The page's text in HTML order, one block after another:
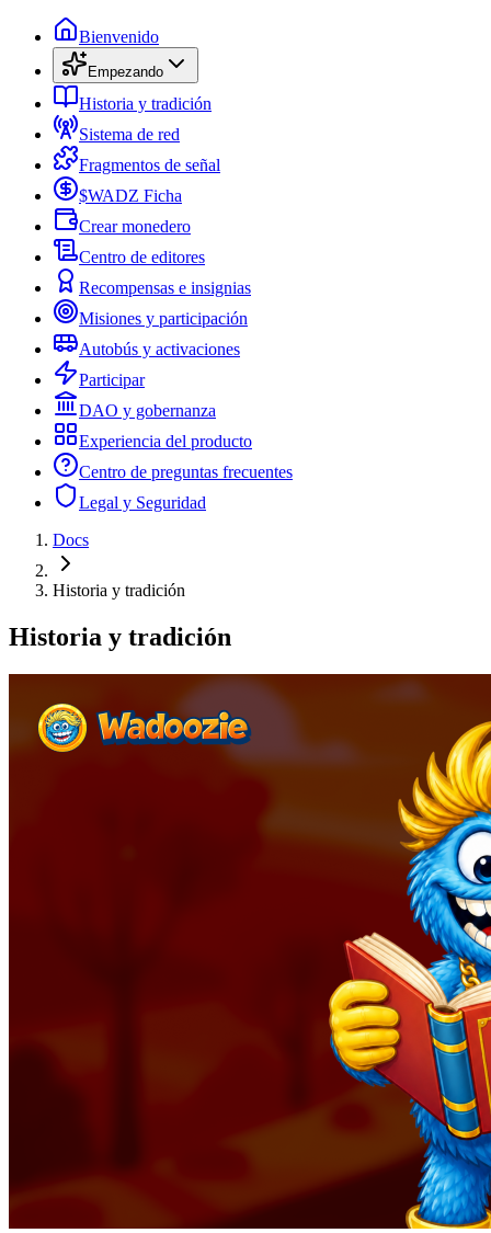
Bienvenido
Empezando
Historia y tradición
Sistema de red
Fragmentos de señal
$WADZ Ficha
Crear monedero
Centro de editores
Recompensas e insignias
Misiones y participación
Autobús y activaciones
Participar
DAO y gobernanza
Experiencia del producto
Centro de preguntas frecuentes
Legal y Seguridad
Docs
Historia y tradición
Historia y tradición